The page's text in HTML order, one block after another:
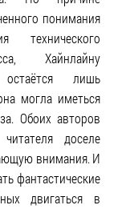
понимания
технического
Хайнлайну
лишь
могла иметься
Обоих авторов
доселе
внимания. И
фантастические
двигаться в